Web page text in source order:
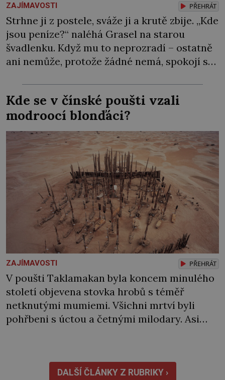
ZAJÍMAVOSTI PŘEHRÁT
Strhne ji z postele, sváže ji a krutě zbije. „Kde
jsou peníze?“ naléhá Grasel na starou
švadlenku. Když mu to neprozradí – ostatně
ani nemůže, protože žádné nemá, spokojí se
Zraněná žena pár dní nato umírá. Je to muž
nebývale krutý. Jeho činy budí hrůzu ještě
dlouho po jeho smrti […]
Kde se v čínské poušti vzali
modroocí blonďáci?
ZAJÍMAVOSTI PŘEHRÁT
V poušti Taklamakan byla koncem minulého
století objevena stovka hrobů s téměř
netknutými mumiemi. Všichni mrtví byli
pohřbeni s úctou a četnými milodary. Asi
draly blonďaté vlásky. Fakt, že jsou těla
dávných lidí nesmírně dobře zachovalá,
DALŠÍ ČLÁNKY Z RUBRIKY ›